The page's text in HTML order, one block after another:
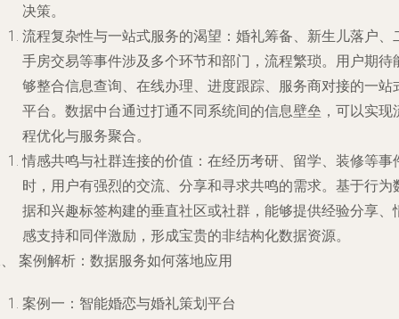
决策。
流程复杂性与一站式服务的渴望 ：婚礼筹备、新生儿落户、
手房交易等事件涉及多个环节和部门，流程繁琐。用户期待
够整合信息查询、在线办理、进度跟踪、服务商对接的一站
平台。数据中台通过打通不同系统间的信息壁垒，可以实现
程优化与服务聚合。
情感共鸣与社群连接的价值 ：在经历考研、留学、装修等事
时，用户有强烈的交流、分享和寻求共鸣的需求。基于行为
据和兴趣标签构建的垂直社区或社群，能够提供经验分享、
感支持和同伴激励，形成宝贵的非结构化数据资源。
案例解析：数据服务如何落地应用
案例一：智能婚恋与婚礼策划平台